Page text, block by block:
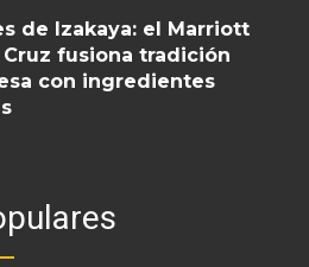
de Izakaya: el Marriott
Cruz fusiona tradición
con ingredientes